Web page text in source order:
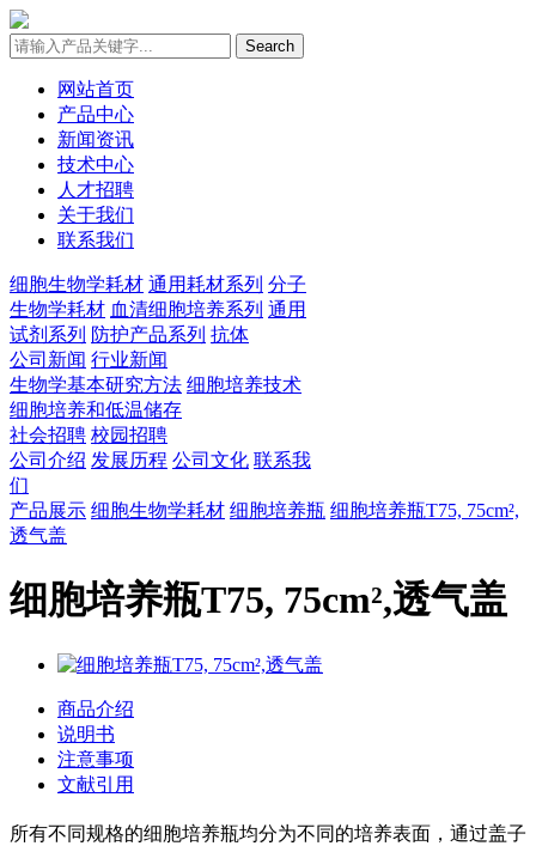
Search
网站首页
产品中心
新闻资讯
技术中心
人才招聘
关于我们
联系我们
细胞生物学耗材 通用耗材系列 分子
生物学耗材 血清细胞培养系列 通用
试剂系列 防护产品系列 抗体
公司新闻 行业新闻
生物学基本研究方法 细胞培养技术
细胞培养和低温储存
社会招聘 校园招聘
公司介绍 发展历程 公司文化 联系我
们
产品展示 细胞生物学耗材 细胞培养瓶 细胞培养瓶T75, 75cm²,
透气盖
细胞培养瓶T75, 75cm²,透气盖
商品介绍
说明书
注意事项
文献引用
所有不同规格的细胞培养瓶均分为不同的培养表面，通过盖子